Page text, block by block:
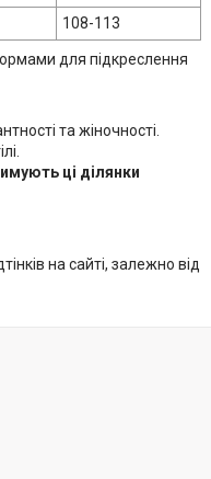
108-113
для підкреслення
та жіночності.
ці ділянки
на сайті, залежно від